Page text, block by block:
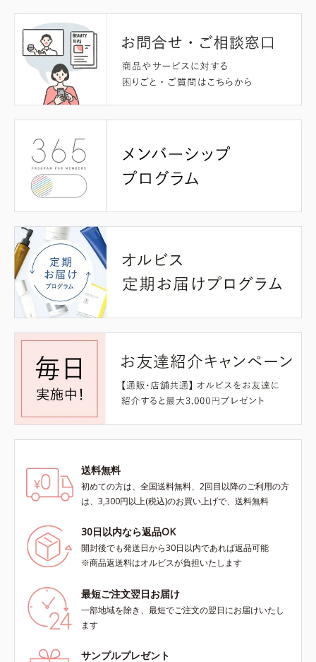
送料無料
初めての方は、全国送料無料、2回目以降のご利用の方
は、3,300円以上(税込)のお買い上げで、送料無料
30日以内なら返品OK
開封後でも発送日から30日以内であれば返品可能
※商品返送料はオルビスが負担いたします
最短ご注文翌日お届け
一部地域を除き、最短でご注文の翌日にお届けいたし
ます
サンプルプレゼント